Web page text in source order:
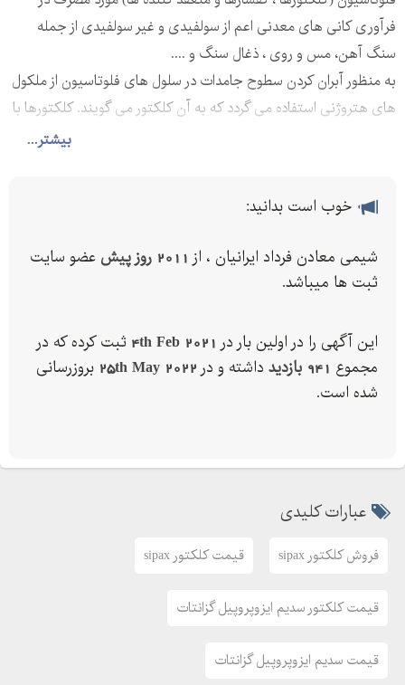
بیشتر...
فرآوری کانی های معدنی اعم از سولفیدی و غیر سولفیدی از جمله
سنگ آهن، مس و روی ، ذغال سنگ و ....
به منظور آبران کردن سطوح جامدات در سلول های فلوتاسیون از ملکول
های هتروژنی استفاده می گردد که به آن کلکتور می گویند. کلکتورها با
جذب انتخابی روی سطوح جامد سطح هیدرو فیل کانی مطلوب را به
کلکتور قابلیت خوبی جهت فلوته کردن کانی های سولفیدی دارد.
گالن، اسفالریت و همچنین سولفور زدایی از کنسانتره آهن موثر عمل
کرده است.
وجود ندارد تمام شرکت های تامین کننده آن را وارد می کنند. شرکت
شیمی معادن فرداد ایرانیان وارد کننده سدیم ایزوپروپیل گزانتات از
قیمت سدیم ایزو پروپیل گزانتات و یا قیمت سی پکس و قیمت
کلکتور سدیم ایزوپروپیل گزانتات و قیمت کلکتور ایزوپروپیل گزانتات
سدیم و یا قیمت سدیم ایزو پروپیل گزانتات و یا قیمت سدیم ایزو
خوب است بدانید:
شیمی معادن فرداد ایرانیان ، از 2011 روز پیش
عضو سایت
ثبت ها میباشد.
این آگهی را در اولین بار در 4th Feb 2021 ثبت کرده که در
مجموع 941 بازدید داشته و در 25th May 2022 بروزرسانی
شده است.
عبارات کلیدی
فروش کلکتور sipax قیمت کلکتور sipax
قیمت کلکتور سدیم ایزوپروپیل گزانتات
قیمت سدیم ایزوپروپیل گزانتات